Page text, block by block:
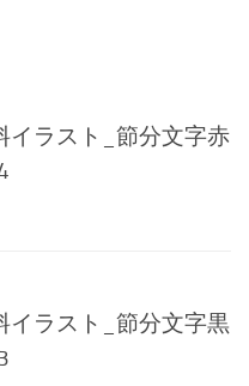
イラスト_節分文字赤
イラスト_節分文字黒